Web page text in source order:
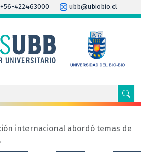
422463000 ubb@ubiobio.cl
internacional abordó temas de